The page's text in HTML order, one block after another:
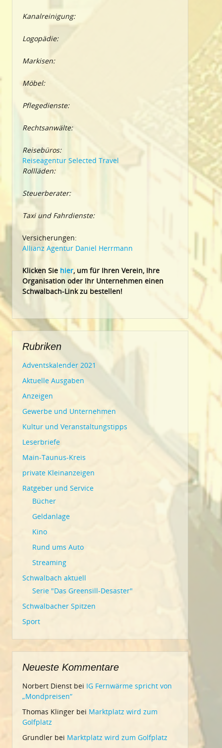
Kanalreinigung:
Logopädie:
Markisen:
Möbel:
Pflegedienste:
Rechtsanwälte:
Reisebüros:
Reiseagentur Selected Travel
Rollläden:
Steuerberater:
Taxi und Fahrdienste:
Versicherungen:
Allianz Agentur Daniel Herrmann
Klicken Sie hier, um für Ihren Verein, Ihre
Organisation oder Ihr Unternehmen einen
Schwalbach-Link zu bestellen!
Rubriken
Adventskalender 2021
Aktuelle Ausgaben
Anzeigen
Gewerbe und Unternehmen
Kultur und Veranstaltungstipps
Leserbriefe
Main-Taunus-Kreis
private Kleinanzeigen
Ratgeber und Service
Bücher
Geldanlage
Kino
Rund ums Auto
Streaming
Schwalbach aktuell
Serie "Das Greensill-Desaster"
Schwalbacher Spitzen
Sport
Neueste Kommentare
Norbert Dienst bei IG Fernwärme spricht von
„Mondpreisen“
Thomas Klinger bei Marktplatz wird zum
Golfplatz
Grundler bei Marktplatz wird zum Golfplatz